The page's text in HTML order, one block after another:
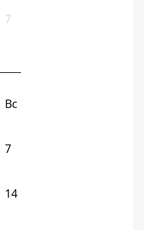
7
Вс
7
14